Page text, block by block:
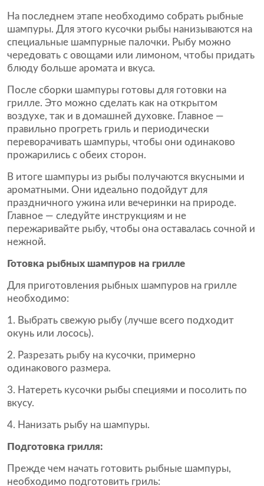
На последнем этапе необходимо собрать рыбные
шампуры. Для этого кусочки рыбы нанизываются на
специальные шампурные палочки. Рыбу можно
чередовать с овощами или лимоном, чтобы придать
блюду больше аромата и вкуса.
После сборки шампуры готовы для готовки на
грилле. Это можно сделать как на открытом
воздухе, так и в домашней духовке. Главное —
правильно прогреть гриль и периодически
переворачивать шампуры, чтобы они одинаково
прожарились с обеих сторон.
В итоге шампуры из рыбы получаются вкусными и
ароматными. Они идеально подойдут для
праздничного ужина или вечеринки на природе.
Главное — следуйте инструкциям и не
пережаривайте рыбу, чтобы она оставалась сочной и
нежной.
Готовка рыбных шампуров на грилле
Для приготовления рыбных шампуров на грилле
необходимо:
Выбрать свежую рыбу (лучше всего подходит
окунь или лосось).
Разрезать рыбу на кусочки, примерно
одинакового размера.
Натереть кусочки рыбы специями и посолить по
вкусу.
Нанизать рыбу на шампуры.
Подготовка грилля:
Прежде чем начать готовить рыбные шампуры,
необходимо подготовить гриль: